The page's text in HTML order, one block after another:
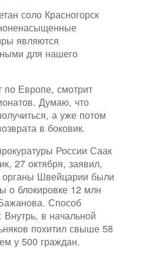
соло Красногорск
являются
для нашего
по Европе, смотрит
Думаю, что
а уже потом
в боковик.
России Саак
27 октября, заявил,
органы Швейцарии были
о блокировке 12 млн
Способ
в начальной
похитил свыше 58
у 500 граждан.